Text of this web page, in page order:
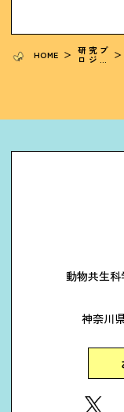
HOME ＞ 研究プ
ロジェ
＞
動物共生
神奈川